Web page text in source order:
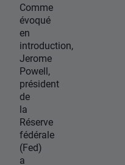
Comme
évoqué
en
introduction,
Jerome
Powell,
président
de
la
Réserve
fédérale
(Fed)
a